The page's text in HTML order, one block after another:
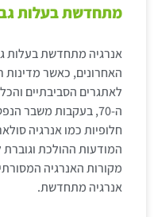
מתחדשת בעלות
אנרגיה מתחדשת בעלות
האחרונים, כאשר מדינות
לאתגרים הסביבתיים
ה-70, בעקבות משבר
חלופיות כמו אנרגיה
המודעות ההולכת וגוברת
מקורות האנרגיה
אנרגיה מתחדשת.